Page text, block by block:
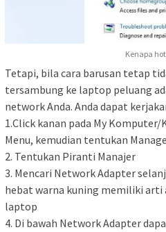
Kenapa
Tetapi, bila cara barusan tetap
tersambung ke laptop peluang
network Anda. Anda dapat
1.Click kanan pada My
Menu, kemudian tentukan Manage
2. Tentukan Piranti Manajer
3. Mencari Network Adapter
hebat warna kuning memiliki arti
laptop
4. Di bawah Network Adapter